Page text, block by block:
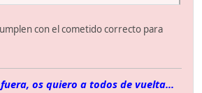
con el cometido correcto para
os quiero a todos de vuelta...